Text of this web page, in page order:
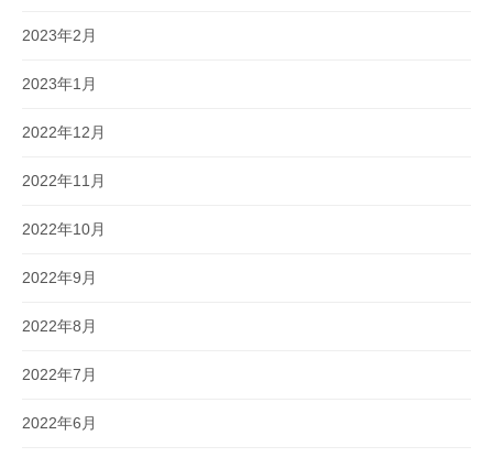
2023年2月
2023年1月
2022年12月
2022年11月
2022年10月
2022年9月
2022年8月
2022年7月
2022年6月